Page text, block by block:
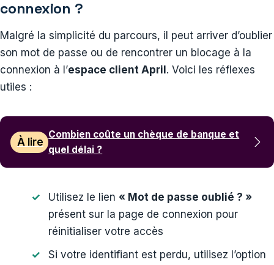
connexion ?
Malgré la simplicité du parcours, il peut arriver d’oublier
son mot de passe ou de rencontrer un blocage à la
connexion à l’espace client April . Voici les réflexes
utiles :
À lire
Combien coûte un chèque de banque et
quel délai ?
Utilisez le lien « Mot de passe oublié ? »
présent sur la page de connexion pour
réinitialiser votre accès
Si votre identifiant est perdu, utilisez l’option